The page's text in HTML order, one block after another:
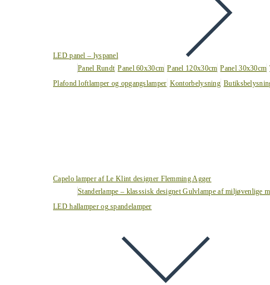
LED panel – lyspanel
Panel Rundt Panel 60x30cm Panel 120x30cm Panel 30x30cm
Plafond loftlamper og opgangslamper Kontorbelysning
Capelo lamper af Le Klint designer Flemming Agger
Standerlampe – klasssisk designet Gulvlampe af miljøvenlige
LED hallamper og spandelamper